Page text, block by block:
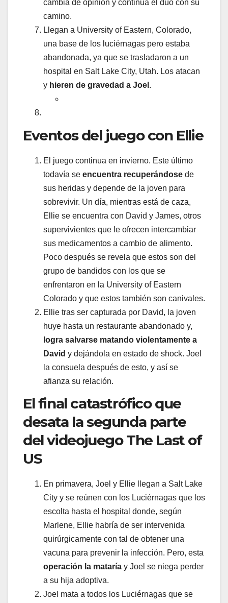
cambia de opinión y continua el dúo con su
camino.
Llegan a University of Eastern, Colorado,
una base de los luciérnagas pero estaba
abandonada, ya que se trasladaron a un
hospital en Salt Lake City, Utah. Los atacan
y hieren de gravedad a Joel .
Eventos del juego con Ellie
El juego continua en invierno. Este último
todavía se encuentra recuperándose de
sus heridas y depende de la joven para
sobrevivir. Un día, mientras está de caza,
Ellie se encuentra con David y James, otros
supervivientes que le ofrecen intercambiar
sus medicamentos a cambio de alimento.
Poco después se revela que estos son del
grupo de bandidos con los que se
enfrentaron en la University of Eastern
Colorado y que estos también son canivales.
Ellie tras ser capturada por David, la joven
huye hasta un restaurante abandonado y,
logra salvarse matando violentamente a
David y dejándola en estado de shock. Joel
la consuela después de esto, y así se
afianza su relación.
El final catastrófico que
desata la segunda parte
del videojuego The Last of
US
En primavera, Joel y Ellie llegan a Salt Lake
City y se reúnen con los Luciérnagas que los
escolta hasta el hospital donde, según
Marlene, Ellie habría de ser intervenida
quirúrgicamente con tal de obtener una
vacuna para prevenir la infección. Pero, esta
operación la mataría y Joel se niega perder
a su hija adoptiva.
Joel mata a todos los Luciérnagas que se